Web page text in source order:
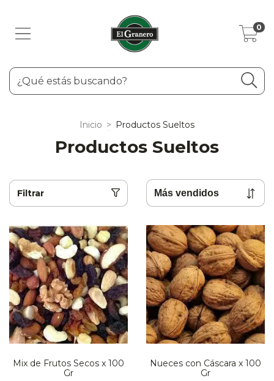
0
Inicio > Productos Sueltos
Productos Sueltos
Filtrar
Mix de Frutos Secos x 100
Gr
Nueces con Cáscara x 100
Gr